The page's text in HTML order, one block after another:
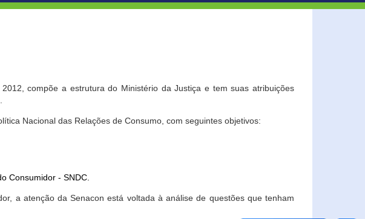
compõe a estrutura do Ministério da Justiça e tem suas atribuições
Nacional das Relações de Consumo, com seguintes objetivos:
Consumidor - SNDC.
a atenção da Senacon está voltada à análise de questões que tenham